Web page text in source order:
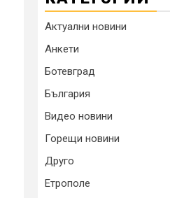
Актуални новини
Анкети
Ботевград
България
Видео новини
Горещи новини
Друго
Етрополе